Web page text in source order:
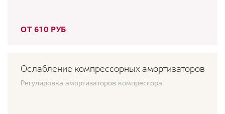
ОТ 610 РУБ
Ослабление компрессорных амортизаторов
Регулировка амортизаторов компрессора